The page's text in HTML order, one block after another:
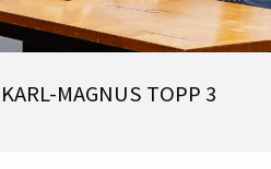
KARL-MAGNUS TOPP 3